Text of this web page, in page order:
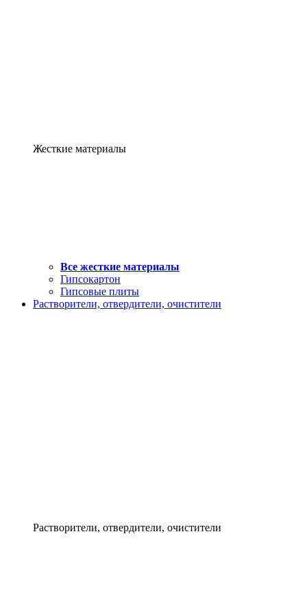
Жесткие материалы
Все жесткие материалы
Гипсокартон
Гипсовые плиты
Растворители, отвердители, очистители
Растворители, отвердители, очистители